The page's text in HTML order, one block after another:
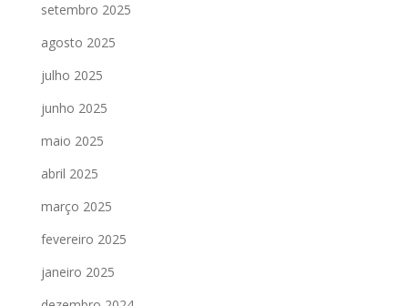
setembro 2025
agosto 2025
julho 2025
junho 2025
maio 2025
abril 2025
março 2025
fevereiro 2025
janeiro 2025